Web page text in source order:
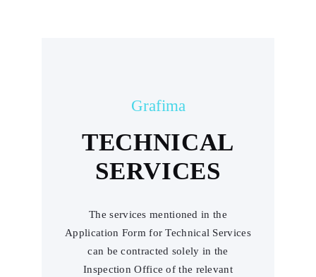
Grafima
TECHNICAL
SERVICES
The services mentioned in the
Application Form for Technical Services
can be contracted solely in the
Inspection Office of the relevant